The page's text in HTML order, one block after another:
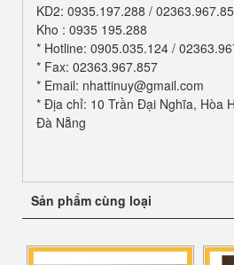
KD2: 0935.197.288 /
Kho : 0935 195.288
* Hotline: 0905.035.124 /
* Fax: 02363.967.857
* Email: nhattinuy@gmail.com
* Địa chỉ: 10 Trần Đại Nghĩa, Hòa
Đà Nẵng
Sản phẩm cùng loại